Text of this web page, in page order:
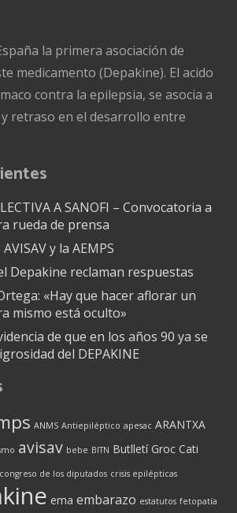
la primera asociación de
medicamento (Depakine). El acido
contra la epilepsia, se asocia a
retraso en el desarrollo entre
A SANOFI – Convocatoria a
rueda de prensa
y la AEMPS
Depakine reclaman respuestas
«Hay que hacer aflorar un
mismo está oculto»
de que en los años 90 ya se
del DEPAKINE
ANMS Antiepiléptico apesac ARANTXA
avisav bebe BITN Butlletí Groc Cati
congreso de los diputados crisis epilépticas
ema embarazo estatutos fetopatía